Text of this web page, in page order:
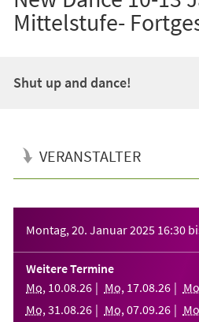
Mittelstufe-
Shut up and dance!
VERANSTALTER
Montag, 20. Januar 2025 16:30
Weitere Termine
Mo, 10.08.26 Mo, 17.08.26 Mo
Mo, 31 .08.26 Mo, 07.09.26 Mo